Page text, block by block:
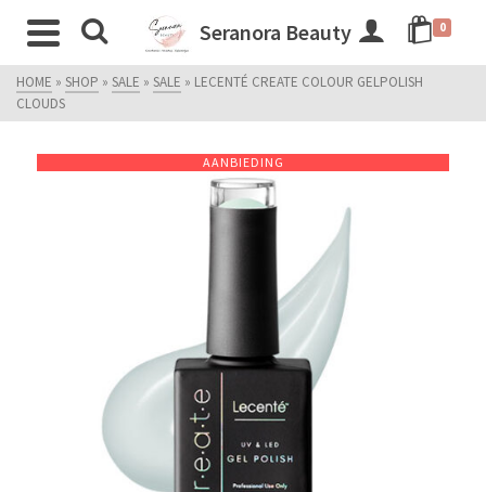
Seranora Beauty 0
HOME » SHOP » SALE » SALE » LECENTÉ CREATE COLOUR GELPOLISH
CLOUDS
AANBIEDING